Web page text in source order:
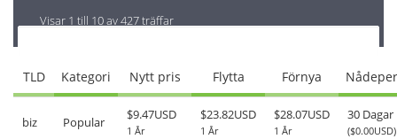
Visar 1 till 10 av 427 träffar
TLD Kategori Nytt pris Flytta Förnya
biz Popular $9.47USD
1 År
$23.82USD
1 År
$28.07USD
1 År
30 Dagar
($0.00USD)